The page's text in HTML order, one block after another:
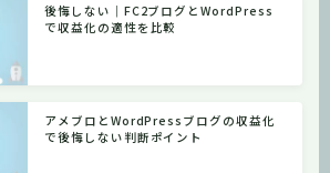
後悔しない｜FC2ブログとWordPress
で収益化の適性を比較
アメブロとWordPressブログの収益化
で後悔しない判断ポイント